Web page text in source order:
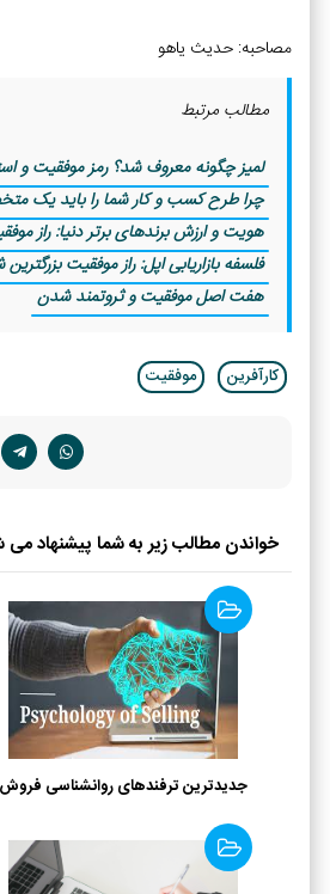
مصاحبه: حدیث یاهو
مطالب مرتبط
لمیز چگونه معروف شد؟ رمز موفقیت و
چرا طرح کسب و کار شما را باید یک متخصص بنویسد؟ (۷
هویت و ارزش برندهای برتر دنیا: راز
فلسفه بازاریابی اپل: راز موفقیت
هفت اصل موفقیت و ثروتمند شدن
کارآفرین موفقیت
خواندن مطالب زیر به شما پیشنهاد می
جدیدترین ترفندهای روانشناسی فروش